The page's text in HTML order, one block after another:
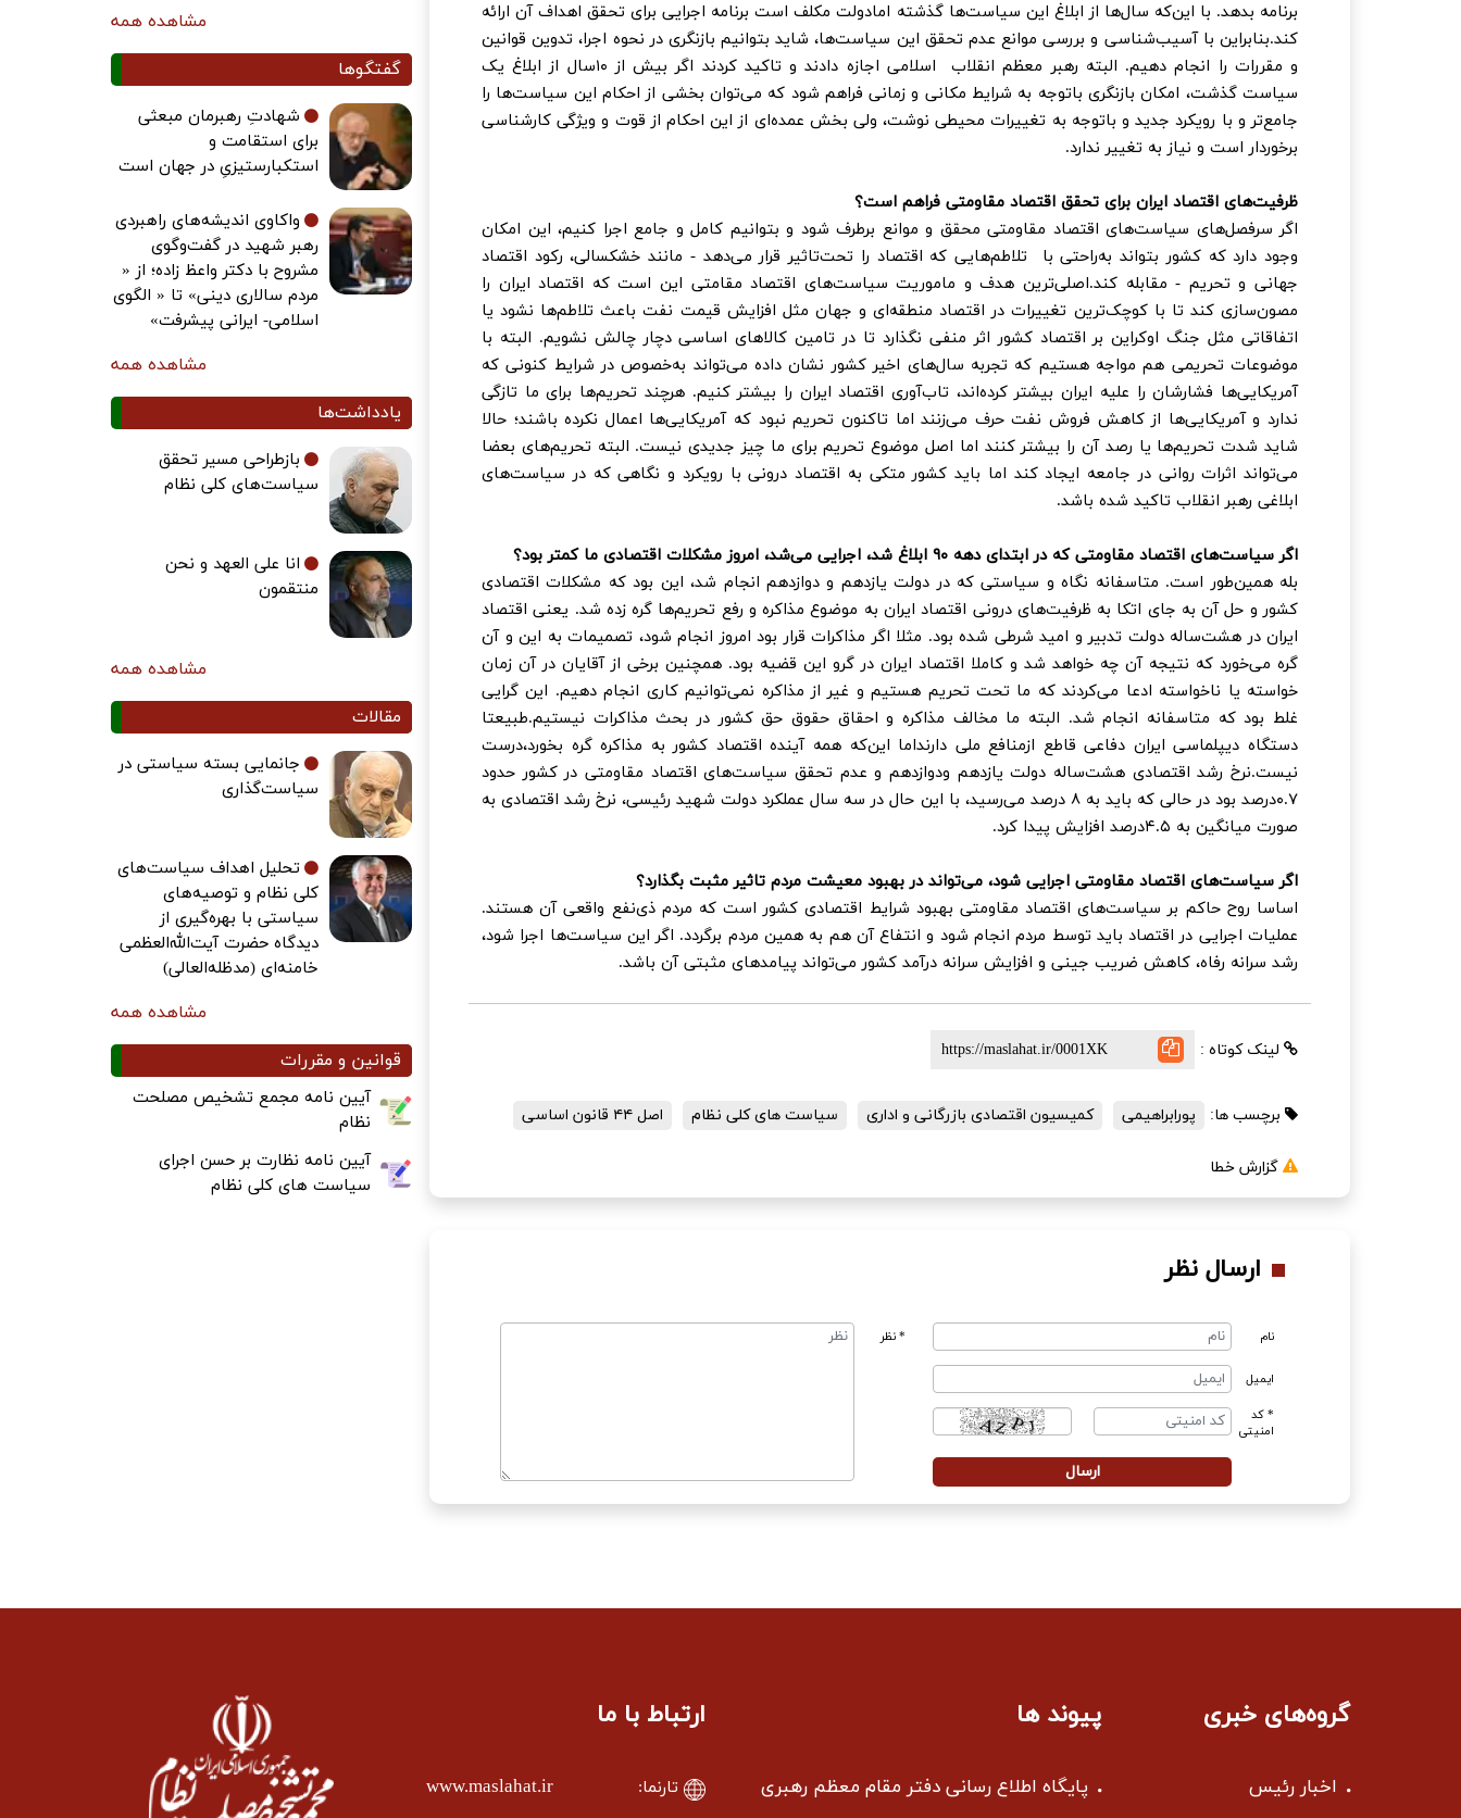
برنامه بدهد. با این‌که سال‌ها از ابلاغ این سیاست‌ها گذشته امادولت مکلف است برنامه اجرایی برای تحقق اهداف آن ارائه
کند.بنابراین با آسیب‌شناسی و بررسی موانع عدم تحقق این سیاست‌ها، شاید بتوانیم بازنگری در نحوه اجرا، تدوین قوانین
و مقررات را انجام دهیم. البته رهبر معظم انقلاب اسلامی اجازه دادند و تاکید کردند اگر بیش از ۱۰سال از ابلاغ یک
سیاست گذشت، امکان بازنگری باتوجه به شرایط مکانی و زمانی فراهم شود که می‌توان بخشی از احکام این سیاست‌ها را
جامع‌تر و با رویکرد جدید و باتوجه به تغییرات محیطی نوشت، ولی بخش عمده‌ای از این احکام از قوت و ویژگی کارشناسی
برخوردار است و نیاز به تغییر ندارد.
ظرفیت‌های اقتصاد ایران برای تحقق اقتصاد مقاومتی فراهم است؟
اگر سرفصل‌های سیاست‌های اقتصاد مقاومتی محقق و موانع برطرف شود و بتوانیم کامل و جامع اجرا کنیم، این امکان
وجود دارد که کشور بتواند به‌راحتی با تلاطم‌هایی که اقتصاد را تحت‌تاثیر قرار می‌دهد - مانند خشکسالی، رکود اقتصاد
جهانی و تحریم - مقابله کند.اصلی‌ترین هدف و ماموریت سیاست‌های اقتصاد مقامتی این است که اقتصاد ایران را
مصون‌سازی کند تا با کوچک‌ترین تغییرات در اقتصاد منطقه‌ای و جهان مثل افزایش قیمت نفت باعث تلاطم‌ها نشود یا
اتفاقاتی مثل جنگ اوکراین بر اقتصاد کشور اثر منفی نگذارد تا در تامین کالاهای اساسی دچار چالش نشویم. البته با
موضوعات تحریمی هم مواجه هستیم که تجربه سال‌های اخیر کشور نشان داده می‌تواند به‌خصوص در شرایط کنونی که
آمریکایی‌ها فشارشان را علیه ایران بیشتر کرده‌اند، تاب‌آوری اقتصاد ایران را بیشتر کنیم. هرچند تحریم‌ها برای ما تازگی
ندارد و آمریکایی‌ها از کاهش فروش نفت حرف می‌زنند اما تاکنون تحریم نبود که آمریکایی‌ها اعمال نکرده باشند؛ حالا
شاید شدت تحریم‌ها یا رصد آن را بیشتر کنند اما اصل موضوع تحریم برای ما چیز جدیدی نیست. البته تحریم‌های بعضا
می‌تواند اثرات روانی در جامعه ایجاد کند اما باید کشور متکی به اقتصاد درونی با رویکرد و نگاهی که در سیاست‌های
ابلاغی رهبر انقلاب تاکید شده باشد.
اگر سیاست‌های اقتصاد مقاومتی که در ابتدای دهه ۹۰ ابلاغ شد، اجرایی می‌شد، امروز مشکلات اقتصادی ما کمتر بود؟
بله همین‌طور است. متاسفانه نگاه و سیاستی که در دولت یازدهم و دوازدهم انجام شد، این بود که مشکلات اقتصادی
کشور و حل آن به جای اتکا به ظرفیت‌های درونی اقتصاد ایران به موضوع مذاکره و رفع تحریم‌ها گره زده شد. یعنی اقتصاد
ایران در هشت‌ساله دولت تدبیر و امید شرطی شده بود. مثلا اگر مذاکرات قرار بود امروز انجام شود، تصمیمات به این و آن
گره می‌خورد که نتیجه آن چه خواهد شد و کاملا اقتصاد ایران در گرو این قضیه بود. همچنین برخی از آقایان در آن زمان
خواسته یا ناخواسته ادعا می‌کردند که ما تحت تحریم هستیم و غیر از مذاکره نمی‌توانیم کاری انجام دهیم. این گرایی
غلط بود که متاسفانه انجام شد. البته ما مخالف مذاکره و احقاق حقوق حق کشور در بحث مذاکرات نیستیم.طبیعتا
دستگاه دیپلماسی ایران دفاعی قاطع ازمنافع ملی دارنداما این‌که همه آینده اقتصاد کشور به مذاکره گره بخورد،درست
نیست.نرخ رشد اقتصادی هشت‌ساله دولت یازدهم ودوازدهم و عدم تحقق سیاست‌های اقتصاد مقاومتی در کشور حدود
۰.۷درصد بود در حالی که باید به ۸ درصد می‌رسید، با این حال در سه سال عملکرد دولت شهید رئیسی، نرخ رشد اقتصادی به
صورت میانگین به ۴.۵درصد افزایش پیدا کرد.
اگر سیاست‌های اقتصاد مقاومتی اجرایی شود، می‌تواند در بهبود معیشت مردم تاثیر مثبت بگذارد؟
اساسا روح حاکم بر سیاست‌های اقتصاد مقاومتی بهبود شرایط اقتصادی کشور است که مردم ذی‌نفع واقعی آن هستند.
عملیات اجرایی در اقتصاد باید توسط مردم انجام شود و انتفاع آن هم به همین مردم برگردد. اگر این سیاست‌ها اجرا شود،
رشد سرانه رفاه، کاهش ضریب جینی و افزایش سرانه درآمد کشور می‌تواند پیامدهای مثبتی آن باشد.
لینک کوتاه :
برچسب ها: پورابراهیمی کمیسیون اقتصادی بازرگانی و اداری سیاست های کلی نظام اصل ۴۴ قانون اساسی
گزارش خطا
ارسال نظر
نام
ایمیل
* کد
امنیتی
* نظر
مشاهده همه
گفتگوها
شهادتِ رهبرمان مبعثی
برای استقامت و
استکبارستیزیِ در جهان است
واکاوی اندیشه‌های راهبردی
رهبر شهید در گفت‌وگوی
مشروح با دکتر واعظ زاده؛ از «
مردم سالاری دینی» تا « الگوی
اسلامی- ایرانی پیشرفت»
مشاهده همه
یادداشت‌ها
بازطراحی مسیر تحقق
سیاست‌های کلی نظام
انا علی العهد و نحن
منتقمون
مشاهده همه
مقالات
جانمایی بسته سیاستی در
سیاست‌گذاری
تحلیل اهداف سیاست‌های
کلی نظام و توصیه‌های
سیاستی با بهره‌گیری از
دیدگاه حضرت آیت‌الله‌العظمی
خامنه‌ای (مدظله‌العالی)
مشاهده همه
قوانین و مقررات
آیین نامه مجمع تشخیص مصلحت
نظام
آیین نامه نظارت بر حسن اجرای
سیاست های کلی نظام
گروه‌های خبری
اخبار رئیس
پیوند ها
پایگاه اطلاع رسانی دفتر مقام معظم رهبری
ارتباط با ما
تارنما: www.maslahat.ir